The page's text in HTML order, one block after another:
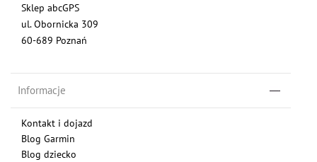
Sklep abcGPS
ul. Obornicka 309
60-689 Poznań
Informacje
Kontakt i dojazd
Blog Garmin
Blog dziecko